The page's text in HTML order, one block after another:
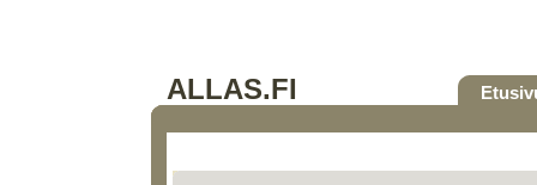
ALLAS.FI